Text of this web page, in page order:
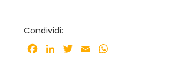
Condividi:
Facebook
LinkedInTwitter
Email